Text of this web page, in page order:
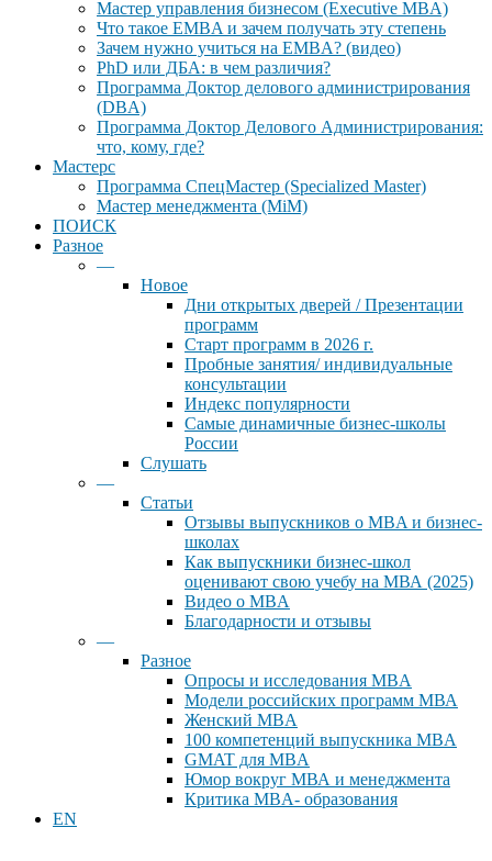
Мастер управления бизнесом (Executive MBA)
Что такое EMBA и зачем получать эту степень
Зачем нужно учиться на EMBA? (видео)
PhD или ДБА: в чем различия?
Программа Доктор делового администрирования
(DBА)
Программа Доктор Делового Администрирования:
что, кому, где?
Мастерс
Программа СпецМастер (Specialized Master)
Мастер менеджмента (MiM)
ПОИСК
Разное
—
Новое
Дни открытых дверей / Презентации
программ
Старт программ в 2026 г.
Пробные занятия/ индивидуальные
консультации
Индекс популярности
Самые динамичные бизнес-школы
России
Слушать
—
Статьи
Отзывы выпускников о MBA и бизнес-
школах
Как выпускники бизнес-школ
оценивают свою учебу на МВА (2025)
Видео о MBA
Благодарности и отзывы
—
Разное
Опросы и исследования MBA
Модели российских программ МВА
Женский MBA
100 компетенций выпускника MBA
GMAT для MBA
Юмор вокруг МВА и менеджмента
Критика MBA- образования
EN